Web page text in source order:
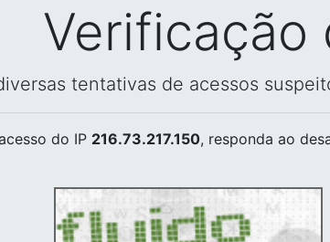
Verificação
tentativas de acessos
do IP 216.73.217.150, responda ao